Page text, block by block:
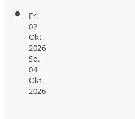
Fr.
02
Okt.
2026
So.
04
Okt.
2026